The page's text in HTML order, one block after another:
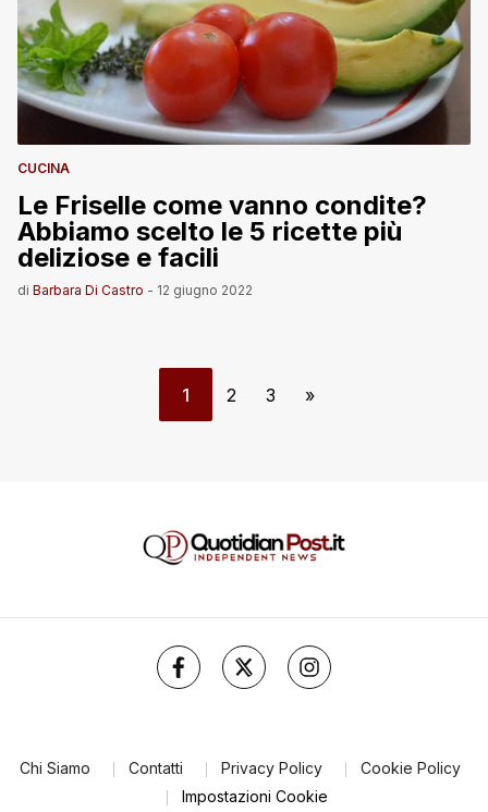
CUCINA
Le Friselle come vanno condite?
Abbiamo scelto le 5 ricette più
deliziose e facili
di Barbara Di Castro - 12 giugno 2022
1 2 3 »
Chi Siamo Contatti Privacy Policy
Cookie Policy
Impostazioni Cookie